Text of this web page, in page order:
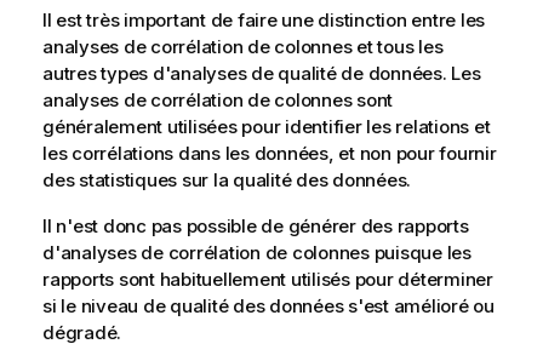
f
o
r
m
a
t
i
n
s
Il est très important de faire une distinction entre les
analyses de corrélation de colonnes et tous les
autres types d'analyses de qualité de données. Les
analyses de corrélation de colonnes sont
généralement utilisées pour identifier les relations et
les corrélations dans les données, et non pour fournir
des statistiques sur la qualité des données.
Il n'est donc pas possible de générer des rapports
d'analyses de corrélation de colonnes puisque les
rapports sont habituellement utilisés pour déterminer
si le niveau de qualité des données s'est amélioré ou
dégradé.